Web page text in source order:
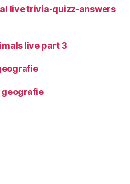
live trivia-quizz-answers
live part 3
geografie